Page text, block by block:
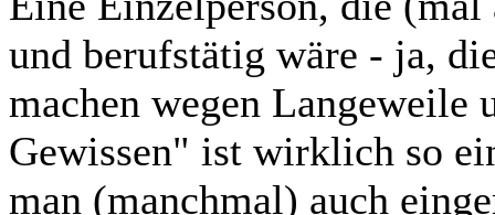
und berufstätig wäre - ja,
machen wegen Langeweile
Gewissen" ist wirklich so
man (manchmal) auch